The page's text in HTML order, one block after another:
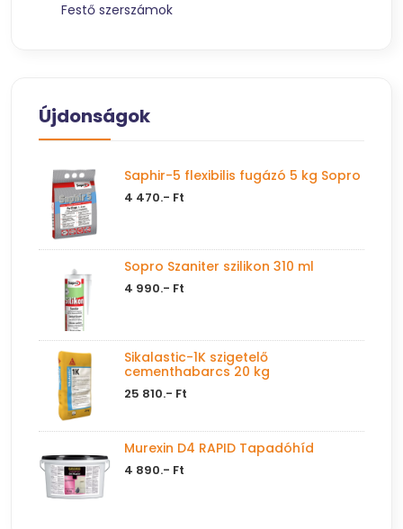
Festő szerszámok
Újdonságok
Saphir-5 flexibilis fugázó 5 kg Sopro
4 470.- Ft
Sopro Szaniter szilikon 310 ml
4 990.- Ft
Sikalastic-1K szigetelő
cementhabarcs 20 kg
25 810.- Ft
Murexin D4 RAPID Tapadóhíd
4 890.- Ft